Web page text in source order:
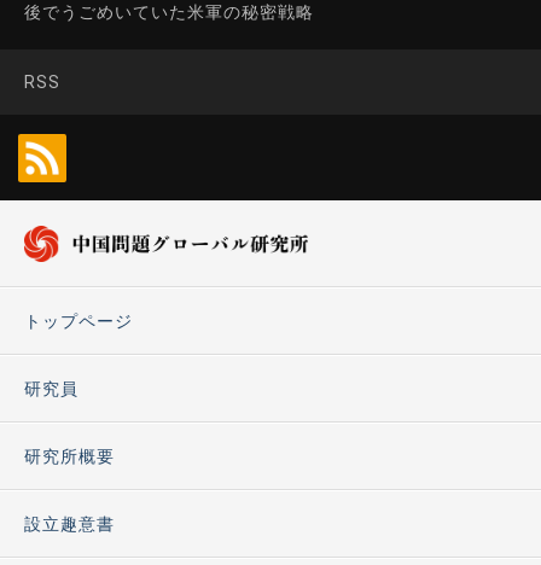
後でうごめいていた米軍の秘密戦略
RSS
トップページ
研究員
研究所概要
設立趣意書